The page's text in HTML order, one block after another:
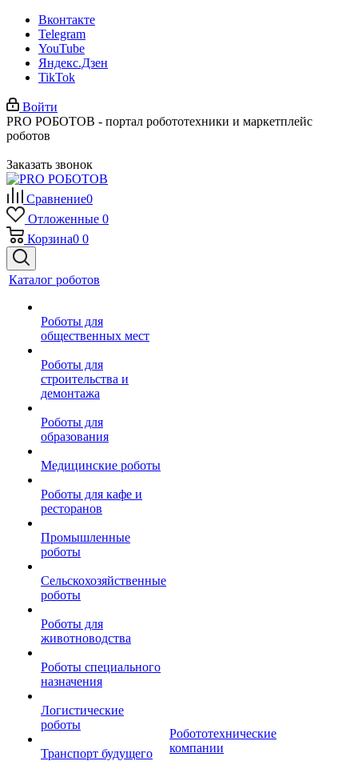
Вконтакте
Telegram
YouTube
Яндекс.Дзен
TikTok
Войти
PRO РОБОТОВ - портал робототехники и маркетплейс
роботов
Заказать звонок
Сравнение0
Отложенные 0
Корзина0 0
Каталог роботов
Роботы для
общественных мест
Роботы для
строительства и
демонтажа
Роботы для
образования
Медицинские роботы
Роботы для кафе и
ресторанов
Промышленные
роботы
Сельскохозяйственные
роботы
Роботы для
животноводства
Роботы специального
назначения
Логистические
роботы
Транспорт будущего
Робототехнические
компании